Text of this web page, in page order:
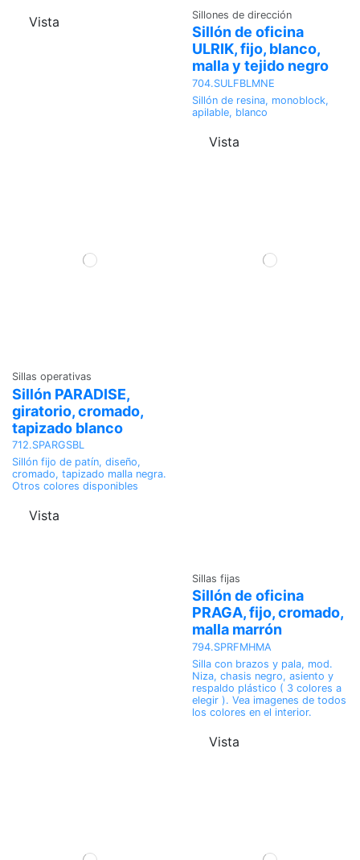
Vista Sillones de dirección
Sillón de oficina
ULRIK, fijo, blanco,
malla y tejido negro
704.SULFBLMNE
Sillón de resina, monoblock,
apilable, blanco
Vista
Sillas operativas
Sillón PARADISE,
giratorio, cromado,
tapizado blanco
712.SPARGSBL
Sillón fijo de patín, diseño,
cromado, tapizado malla negra.
Otros colores disponibles
Vista
Sillas fijas
Sillón de oficina
PRAGA, fijo, cromado,
malla marrón
794.SPRFMHMA
Silla con brazos y pala, mod.
Niza, chasis negro, asiento y
respaldo plástico ( 3 colores a
elegir ). Vea imagenes de todos
los colores en el interior.
Vista